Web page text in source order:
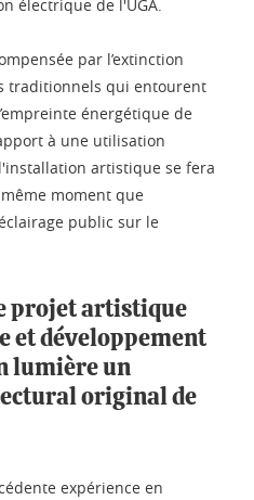
électrique de l'UGA.
par l’extinction
traditionnels qui entourent
énergétique de
à une utilisation
artistique se fera
moment que
public sur le
projet artistique
et développement
lumière un
original de
expérience en